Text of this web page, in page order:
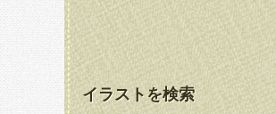
イラストを検索